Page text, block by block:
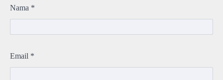
Nama *
Email *